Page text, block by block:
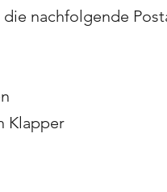
nachfolgende
Klapper